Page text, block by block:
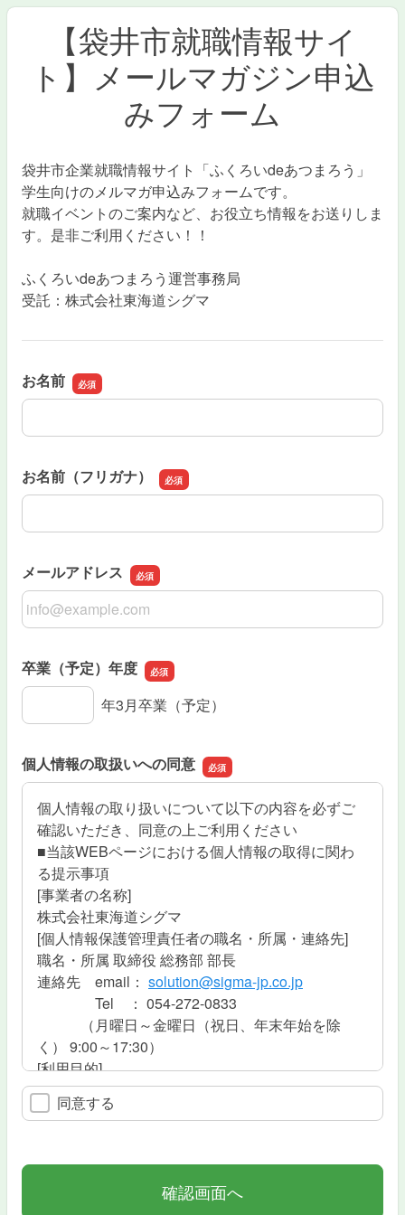
【袋井市就職情報サイ
ト】メールマガジン申込
みフォーム
袋井市企業就職情報サイト「ふくろいdeあつまろう」
学生向けのメルマガ申込みフォームです。
就職イベントのご案内など、お役立ち情報をお送りしま
す。是非ご利用ください！！
ふくろいdeあつまろう運営事務局
受託：株式会社東海道シグマ
お名前
お名前
お名前（フリガナ）
お名前（フリガナ）
メールアドレス
メールアドレス
卒業（予定）年度
卒業（予定）年度年3月卒業（予定）
個人情報の取扱いへの同意
個人情報の取り扱いについて以下の内容を必ずご
確認いただき、同意の上ご利用ください
■当該WEBページにおける個人情報の取得に関わ
る提示事項
[事業者の名称]
株式会社東海道シグマ
[個人情報保護管理責任者の職名・所属・連絡先]
職名・所属 取締役 総務部 部長
連絡先 email： solution@sigma-jp.co.jp
Tel ： 054-272-0833
（月曜日～金曜日（祝日、年末年始を除
く） 9:00～17:30）
[利用目的]
・ その他上記に付帯する業務上の手続き・連絡等
[個人情報の取扱い]
同意する